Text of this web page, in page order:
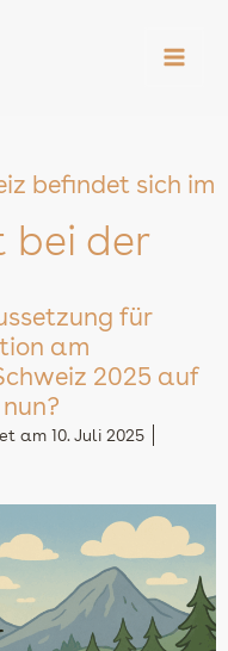
befindet sich im
bei der
für
am
2025 auf
am 10. Juli 2025